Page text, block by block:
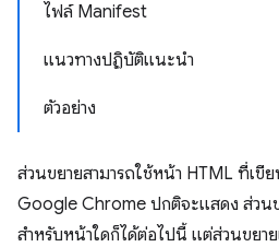
ไฟล์ Manifest
แนวทางปฏิบัติแนะนำ
ตัวอย่าง
ส่วนขยายสามารถใช้หน้า HTML ที่เ
Google Chrome ปกติจะแสดง ส่วนข
สำหรับหน้าใดก็ได้ต่อไปนี้ แต่ส่วนขยา